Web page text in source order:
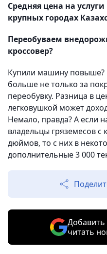
Средняя цена на
крупных городах
Переобуваем
кроссовер?
Купили машину повыше?
больше не только за
переобувку. Разница в
легковушкой может
Немало, правда? А если
владельцы гряземесов
дюймов, то с них в
дополнительные 3 000
читать